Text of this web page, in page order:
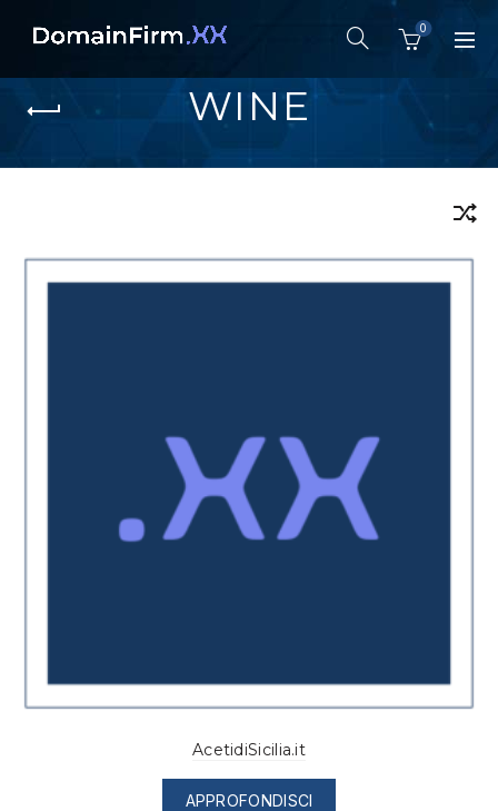
0
WINE
AcetidiSicilia.it
APPROFONDISCI